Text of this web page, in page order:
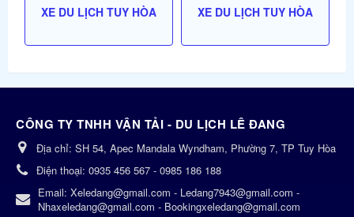
XE DU LỊCH TUY HÒA XE DU LỊCH TUY HÒA
CÔNG TY TNHH VẬN TẢI - DU LỊCH LÊ ĐANG
Địa chỉ: SH 54, Apec Mandala Wyndham, Phường 7, TP Tuy Hòa
Điện thoại: 0935 456 567 - 0985 186 188
Email: Xeledang@gmail.com - Ledang7943@gmail.com -
Nhaxeledang@gmail.com - Bookingxeledang@gmail.com